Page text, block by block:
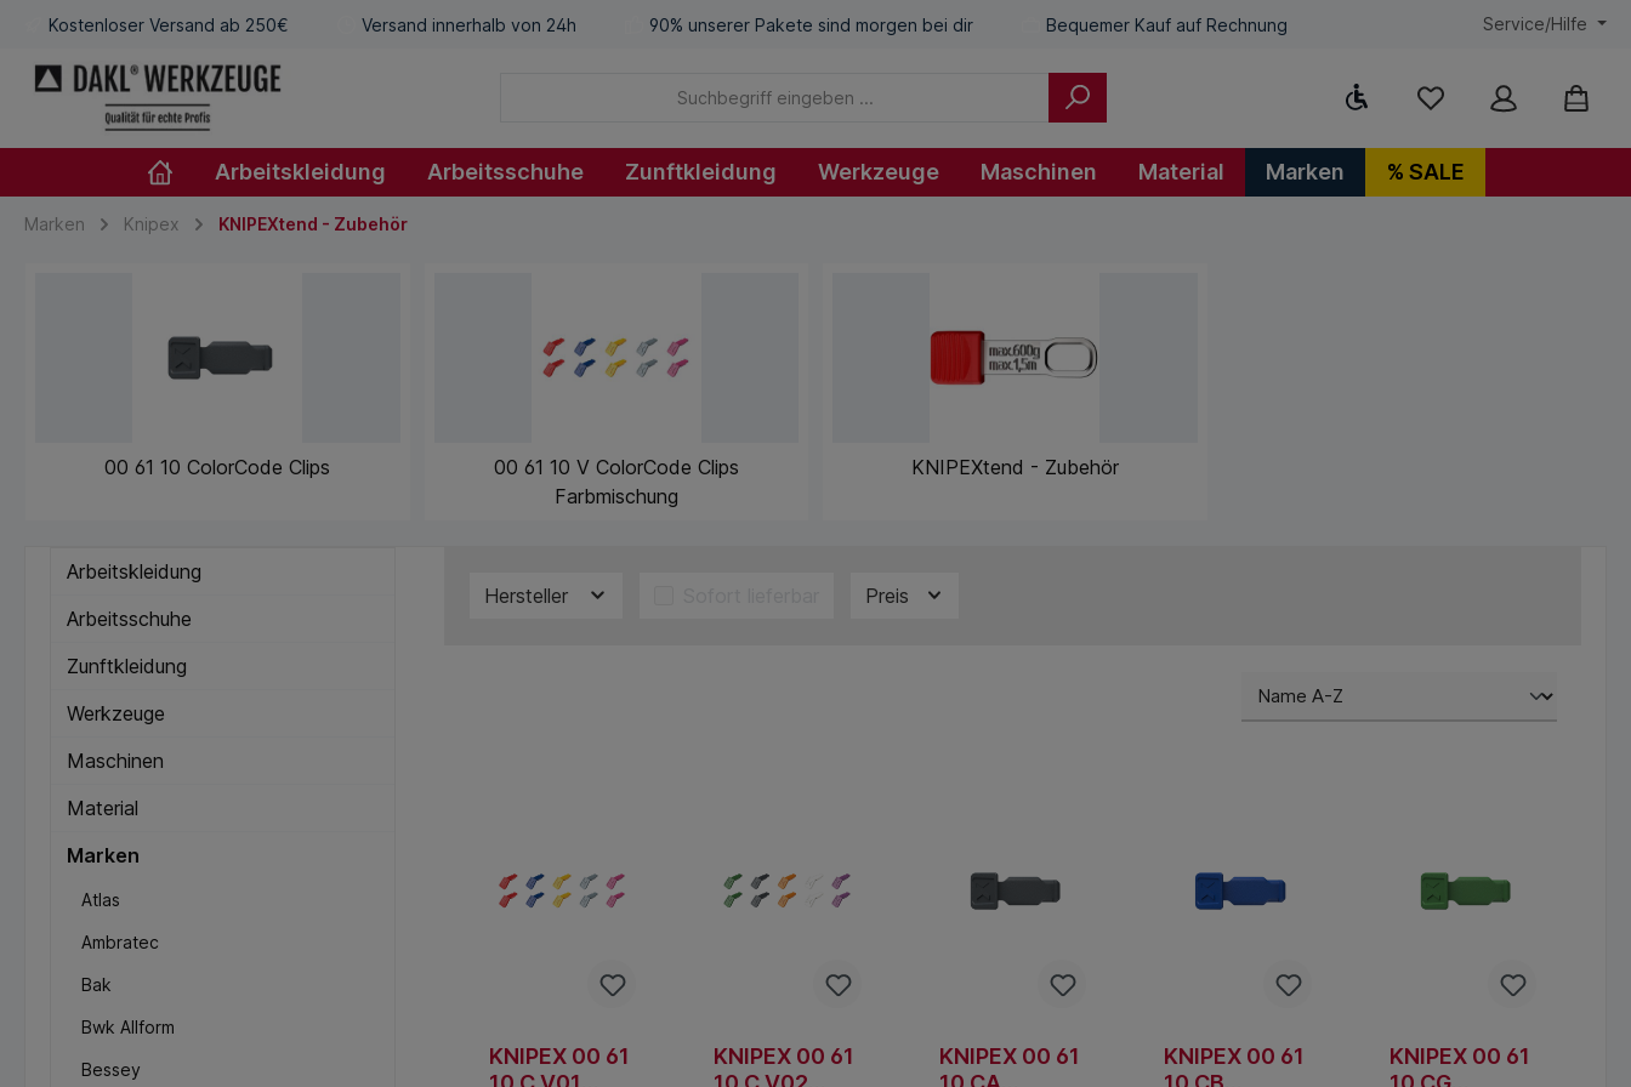
Kostenloser Versand ab 250€ Versand innerhalb von 24h 90% unserer Pakete sind morgen bei dir Bequemer Kauf auf Rechnung Service/Hilfe
Werkzeugleiste anzeigen
Arbeitskleidung Arbeitsschuhe Zunftkleidung Werkzeuge Maschinen Material Marken % SALE
Marken Knipex KNIPEXtend - Zubehör
00 61 10 ColorCode Clips
00 61 10 V ColorCode Clips
Farbmischung
KNIPEXtend - Zubehör
Arbeitskleidung
Arbeitsschuhe
Zunftkleidung
Werkzeuge
Maschinen
Material
Marken
Atlas
Ambratec
Bak
Bwk Allform
Bessey
Hersteller Preis
KNIPEX 00 61
KNIPEX 00 61
KNIPEX 00 61
KNIPEX 00 61
KNIPEX 00 61